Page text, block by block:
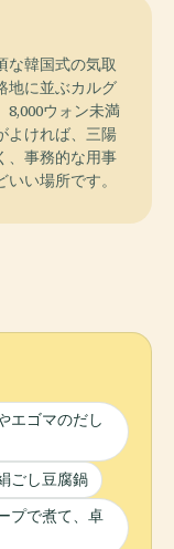
な韓国式の気取
地に並ぶカルグ
ウォン未満
よければ、三陽
、事務的な用事
い場所です。
エゴマのだし
ごし豆腐鍋
プで煮て、卓